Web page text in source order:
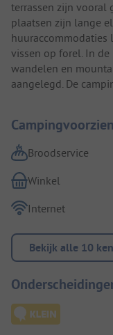
terrassen zijn vooral
plaatsen zijn lange
huuraccommodaties
vissen op forel. In
wandelen en
aangelegd. De
Broodservice
Winkel
Internet
Bekijk alle 10